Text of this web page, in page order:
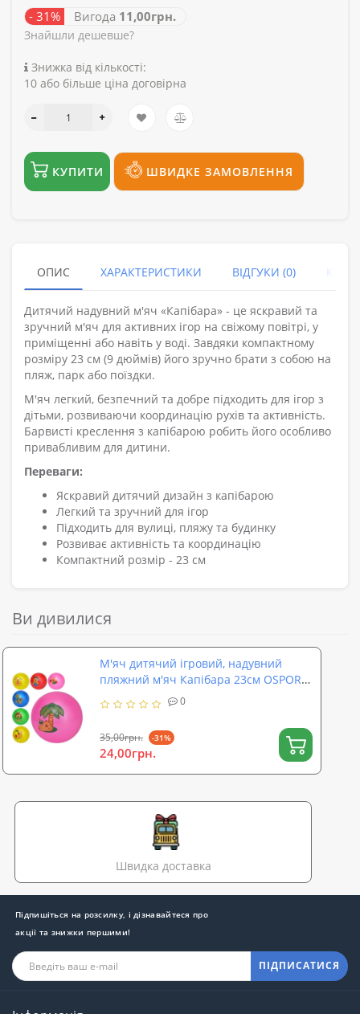
- 31% Вигода 11,00грн.
Знайшли дешевше?
Знижка від кількості:
10 або більше ціна договірна
КУПИТИ ШВИДКЕ ЗАМОВЛЕННЯ
ОПИС ХАРАКТЕРИСТИКИ ВІДГУКИ (0)
Дитячий надувний м'яч «Капібара» - це яскравий та
зручний м'яч для активних ігор на свіжому повітрі, у
приміщенні або навіть у воді. Завдяки компактному
розміру 23 см (9 дюймів) його зручно брати з собою на
пляж, парк або поїздки.
М'яч легкий, безпечний та добре підходить для ігор з
дітьми, розвиваючи координацію рухів та активність.
Барвисті креслення з капібарою робить його особливо
привабливим для дитини.
Переваги:
Яскравий дитячий дизайн з капібарою
Легкий та зручний для ігор
Підходить для вулиці, пляжу та будинку
Розвиває активність та координацію
Компактний розмір - 23 см
Ви дивилися
М'яч дитячий ігровий, надувний
пляжний м'яч Капібара 23см OSPORT
0
35,00грн. -31%
24,00грн.
Швидка доставка
Підпишіться на розсилку, і дізнавайтеся про
акції та знижки першими!
ПІДПИСАТИСЯ